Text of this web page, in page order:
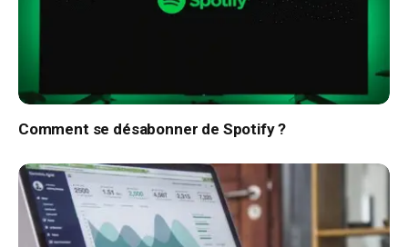
Comment se désabonner de Spotify ?